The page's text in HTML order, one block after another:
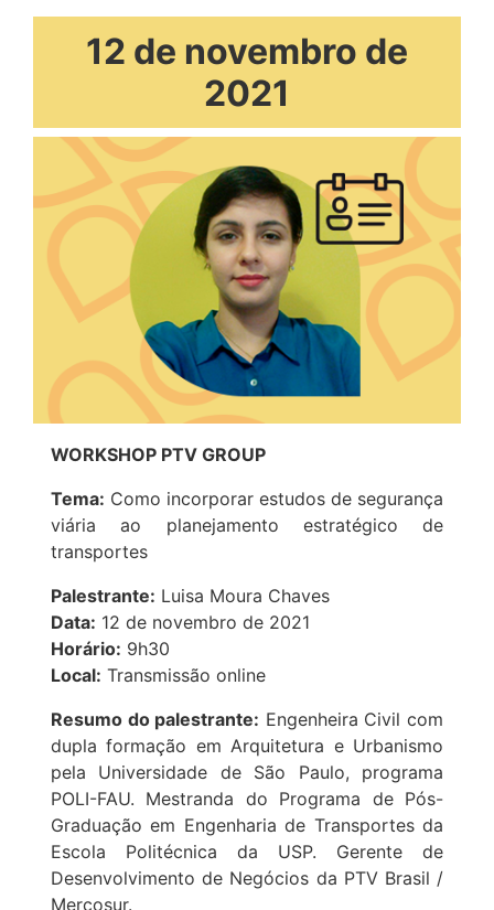
12 de novembro de
2021
WORKSHOP PTV GROUP
Tema: Como incorporar estudos de segurança
viária ao planejamento estratégico de
transportes
Palestrante: Luisa Moura Chaves
Data: 12 de novembro de 2021
Horário: 9h30
Local: Transmissão online
Resumo do palestrante: Engenheira Civil com
dupla formação em Arquitetura e Urbanismo
pela Universidade de São Paulo, programa
POLI-FAU. Mestranda do Programa de Pós-
Graduação em Engenharia de Transportes da
Escola Politécnica da USP. Gerente de
Desenvolvimento de Negócios da PTV Brasil /
Mercosur.